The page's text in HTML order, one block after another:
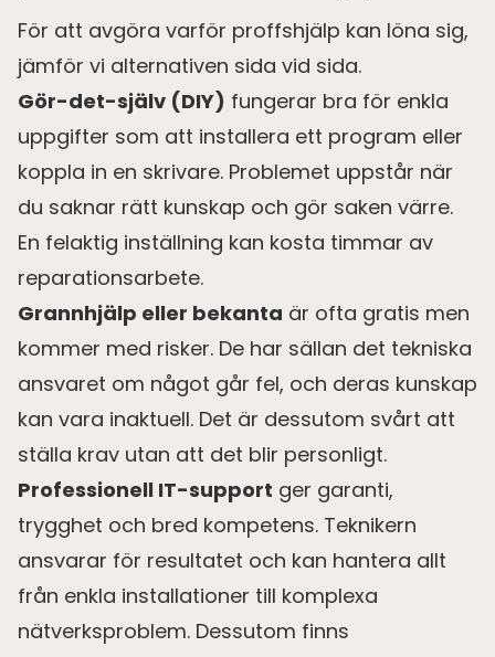
För att avgöra varför proffshjälp kan löna sig,
jämför vi alternativen sida vid sida.
Gör-det-själv (DIY) fungerar bra för enkla
uppgifter som att installera ett program eller
koppla in en skrivare. Problemet uppstår när
du saknar rätt kunskap och gör saken värre.
En felaktig inställning kan kosta timmar av
reparationsarbete.
Grannhjälp eller bekanta är ofta gratis men
kommer med risker. De har sällan det tekniska
ansvaret om något går fel, och deras kunskap
kan vara inaktuell. Det är dessutom svårt att
ställa krav utan att det blir personligt.
Professionell IT-support ger garanti,
trygghet och bred kompetens. Teknikern
ansvarar för resultatet och kan hantera allt
från enkla installationer till komplexa
nätverksproblem. Dessutom finns